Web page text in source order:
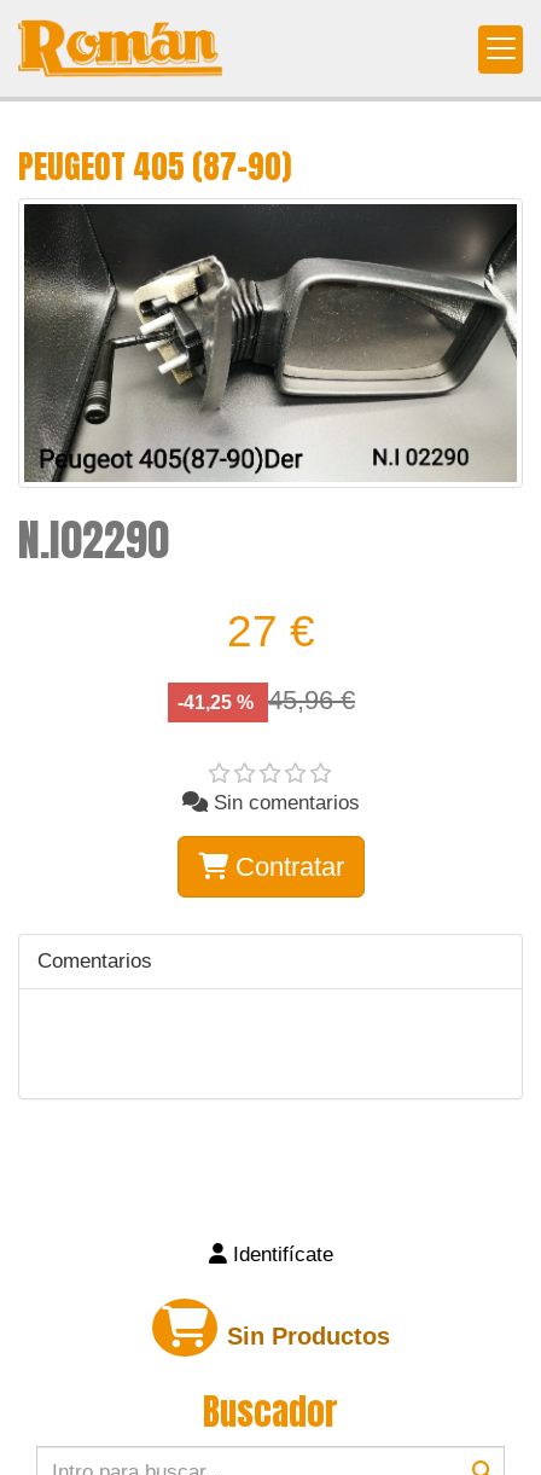
PEUGEOT 405 (87-90)
N.I02290
27 €
-41,25 % 45,96 €
Sin comentarios
Contratar
Comentarios
Identifícate
Sin Productos
Buscador